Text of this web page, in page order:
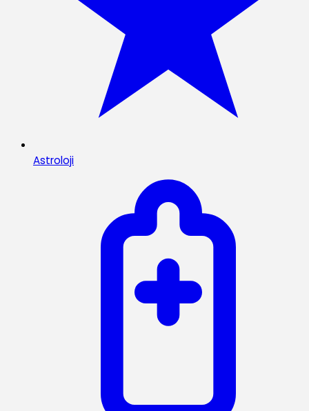
Astroloji